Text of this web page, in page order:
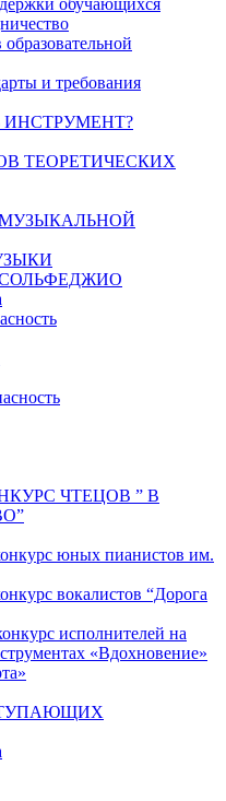
и требования
ТЕОРЕТИЧЕСКИХ
ЧТЕЦОВ ” В
юных пианистов им.
вокалистов “Дорога
исполнителей на
«Вдохновение»